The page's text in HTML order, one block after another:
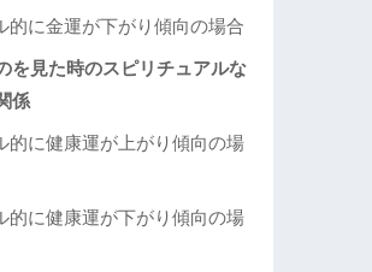
的に金運が下がり傾向の場合
を見た時のスピリチュアルな
係
的に健康運が上がり傾向の場
的に健康運が下がり傾向の場